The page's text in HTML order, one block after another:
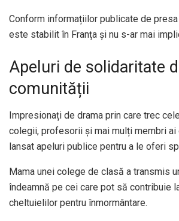
Conform informațiilor publicate de
este stabilit în Franța și nu s-ar mai
Apeluri de solidaritate
comunității
Impresionați de drama prin care trec
colegii, profesorii și mai mulți membri ai
lansat apeluri publice pentru a le oferi
Mama unei colege de clasă a transmis
îndeamnă pe cei care pot să contribuie
cheltuielilor pentru înmormântare.